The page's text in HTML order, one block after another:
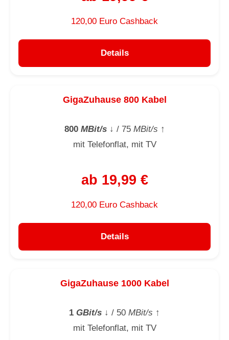
120,00 Euro Cashback
Details
GigaZuhause 800 Kabel
800MBit/s↓ / 75MBit/s ↑
mit Telefonflat, mit TV
ab 19,99 €
120,00 Euro Cashback
Details
GigaZuhause 1000 Kabel
1 GBit/s ↓ / 50 MBit/s ↑
mit Telefonflat, mit TV